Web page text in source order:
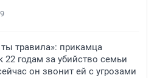
ты травила»: прикамца
22 годам за убийство семьи
он звонит ей с угрозами